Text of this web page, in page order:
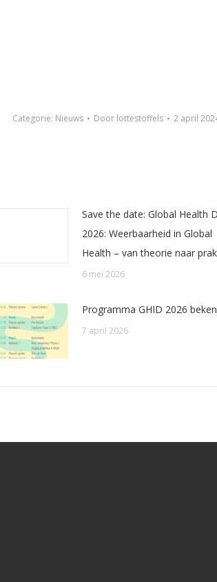
Categorie: Nieuws Door lottestoffels 2 april
Save the date: Global Health
2026: Weerbaarheid in Global
Health – van theorie naar
6 mei 2026
Programma GHID 2026
7 april 2026